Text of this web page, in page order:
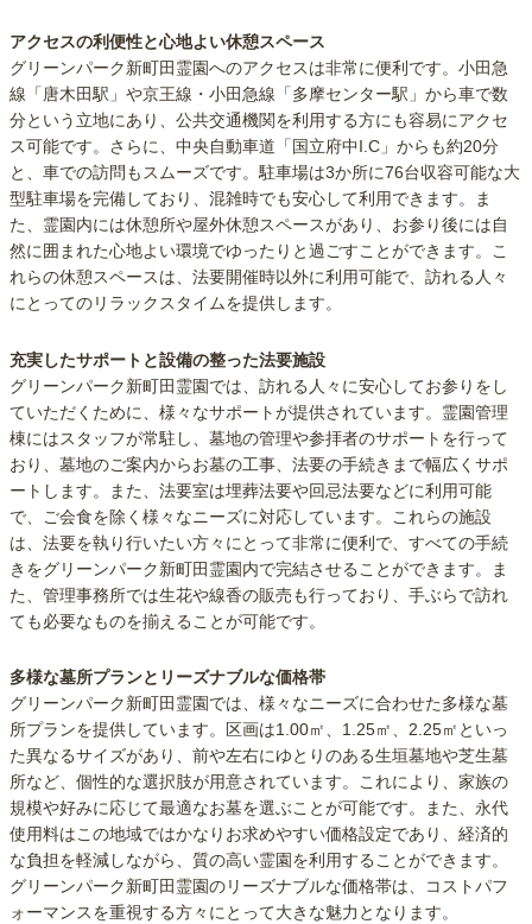
アクセスの利便性と心地よい休憩スペース
グリーンパーク新町田霊園へのアクセスは非常に便利です。小田急
線「唐木田駅」や京王線・小田急線「多摩センター駅」から車で数
分という立地にあり、公共交通機関を利用する方にも容易にアクセ
ス可能です。さらに、中央自動車道「国立府中I.C」からも約20分
と、車での訪問もスムーズです。駐車場は3か所に76台収容可能な大
型駐車場を完備しており、混雑時でも安心して利用できます。ま
た、霊園内には休憩所や屋外休憩スペースがあり、お参り後には自
然に囲まれた心地よい環境でゆったりと過ごすことができます。こ
れらの休憩スペースは、法要開催時以外に利用可能で、訪れる人々
にとってのリラックスタイムを提供します。
充実したサポートと設備の整った法要施設
グリーンパーク新町田霊園では、訪れる人々に安心してお参りをし
ていただくために、様々なサポートが提供されています。霊園管理
棟にはスタッフが常駐し、墓地の管理や参拝者のサポートを行って
おり、墓地のご案内からお墓の工事、法要の手続きまで幅広くサポ
ートします。また、法要室は埋葬法要や回忌法要などに利用可能
で、ご会食を除く様々なニーズに対応しています。これらの施設
は、法要を執り行いたい方々にとって非常に便利で、すべての手続
きをグリーンパーク新町田霊園内で完結させることができます。ま
た、管理事務所では生花や線香の販売も行っており、手ぶらで訪れ
ても必要なものを揃えることが可能です。
多様な墓所プランとリーズナブルな価格帯
グリーンパーク新町田霊園では、様々なニーズに合わせた多様な墓
所プランを提供しています。区画は1.00㎡、1.25㎡、2.25㎡といっ
た異なるサイズがあり、前や左右にゆとりのある生垣墓地や芝生墓
所など、個性的な選択肢が用意されています。これにより、家族の
規模や好みに応じて最適なお墓を選ぶことが可能です。また、永代
使用料はこの地域ではかなりお求めやすい価格設定であり、経済的
な負担を軽減しながら、質の高い霊園を利用することができます。
グリーンパーク新町田霊園のリーズナブルな価格帯は、コストパフ
ォーマンスを重視する方々にとって大きな魅力となります。